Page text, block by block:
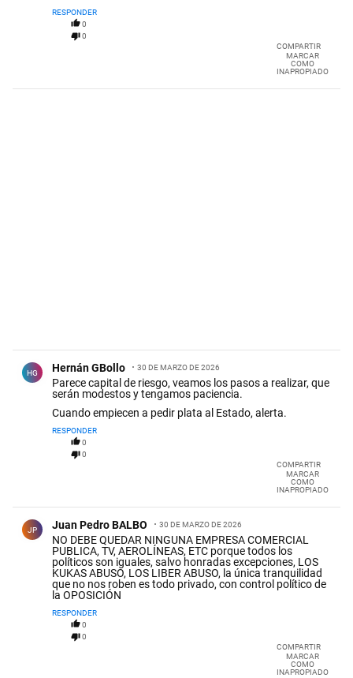
AEROLINEAS, ARSAT Y DEMAS EMPRESAS , QUE SON
ORGULLO NACIONAL COMO INVAP . Y AHORA
TUVIERON LA CARADUREZ Y ATREVIMIENTO DE
METERSE CON C.N.E.A. . TOMEN EN CUENTA ESTO . NI
LOS DICTADORES SE ATREVIERON A METERSE CON LA
C.N.EA. . PERO EL QUE IDOLATRA A DELINCUENTE
HASTA EL CONDOR
RESPONDER
0
0
COMPARTIR
MARCAR
COMO
INAPROPIADO
HG Hernán GBollo 30 DE MARZO DE 2026
Parece capital de riesgo, veamos los pasos a realizar, que
serán modestos y tengamos paciencia.
Cuando empiecen a pedir plata al Estado, alerta.
RESPONDER
0
0
COMPARTIR
MARCAR
COMO
INAPROPIADO
JP Juan Pedro BALBO 30 DE MARZO DE 2026
NO DEBE QUEDAR NINGUNA EMPRESA COMERCIAL
PUBLICA, TV, AEROLÍNEAS, ETC porque todos los
políticos son iguales, salvo honradas excepciones, LOS
KUKAS ABUSO, LOS LIBER ABUSO, la única tranquilidad
que no nos roben es todo privado, con control político de
la OPOSICIÓN
RESPONDER
0
0
COMPARTIR
MARCAR
COMO
INAPROPIADO